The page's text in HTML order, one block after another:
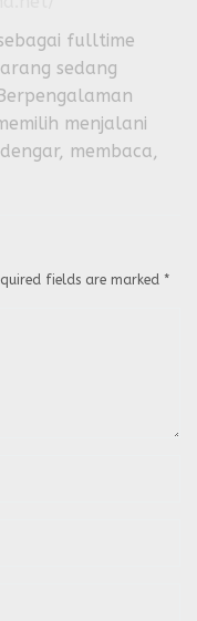
fulltime
sedang
menjalani
membaca,
fields are marked *